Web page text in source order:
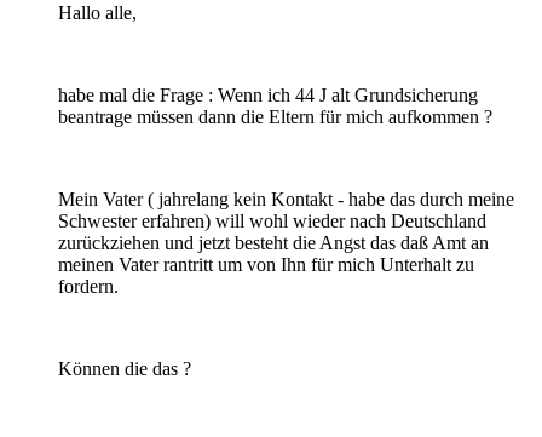
Hallo alle,
habe mal die Frage : Wenn ich 44 J alt Grundsicherung
beantrage müssen dann die Eltern für mich aufkommen ?
Mein Vater ( jahrelang kein Kontakt - habe das durch meine
Schwester erfahren) will wohl wieder nach Deutschland
zurückziehen und jetzt besteht die Angst das daß Amt an
meinen Vater rantritt um von Ihn für mich Unterhalt zu
fordern.
Können die das ?